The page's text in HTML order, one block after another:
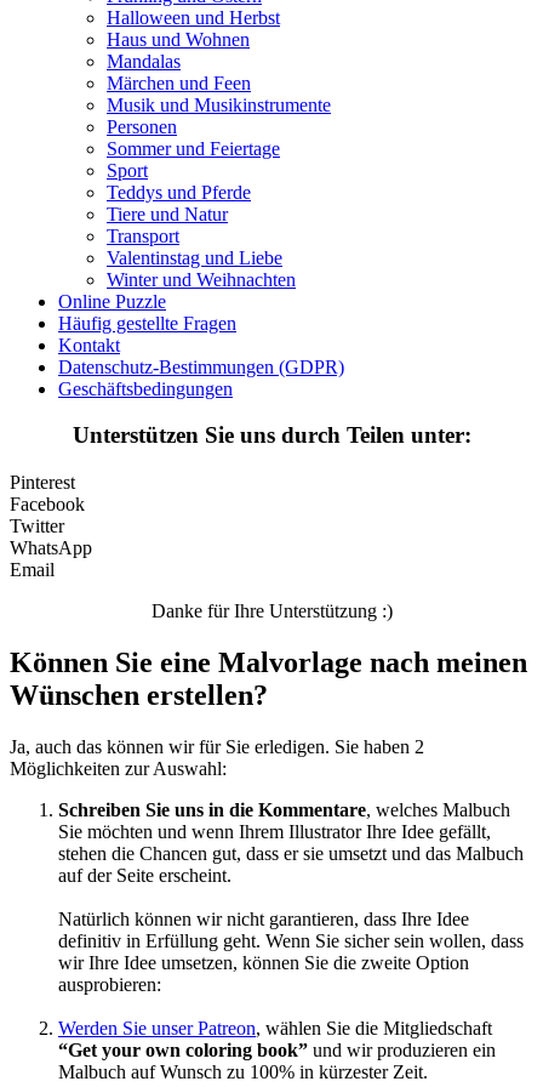
Halloween und Herbst
Haus und Wohnen
Märchen und Feen
Musik und Musikinstrumente
Sommer und Feiertage
Teddys und Pferde
Tiere und Natur
Winter und Weihnachten
Nezaradené
Unkategorisiert
Halloween und Herbst
Haus und Wohnen
Mandalas
Märchen und Feen
Musik und Musikinstrumente
Personen
Sommer und Feiertage
Sport
Teddys und Pferde
Tiere und Natur
Transport
Valentinstag und Liebe
Winter und Weihnachten
Online Puzzle
Häufig gestellte Fragen
Kontakt
Datenschutz-Bestimmungen (GDPR)
Geschäftsbedingungen
Unterstützen Sie uns durch Teilen unter:
Pinterest
Facebook
Twitter
WhatsApp
Email
Danke für Ihre Unterstützung :)
Können Sie eine Malvorlage nach meinen
Wünschen erstellen?
Ja, auch das können wir für Sie erledigen. Sie haben 2
Möglichkeiten zur Auswahl:
Schreiben Sie uns in die Kommentare, welches Malbuch
Sie möchten und wenn Ihrem Illustrator Ihre Idee gefällt,
stehen die Chancen gut, dass er sie umsetzt und das Malbuch
auf der Seite erscheint.
Natürlich können wir nicht garantieren, dass Ihre Idee
definitiv in Erfüllung geht. Wenn Sie sicher sein wollen, dass
wir Ihre Idee umsetzen, können Sie die zweite Option
ausprobieren:
Werden Sie unser Patreon, wählen Sie die Mitgliedschaft
“Get your own coloring book” und wir produzieren ein
Malbuch auf Wunsch zu 100% in kürzester Zeit.